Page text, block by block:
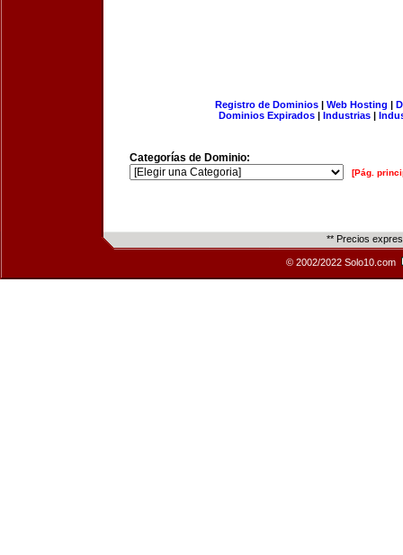
Registro de Dominios| Web Hosting |
Dominios Expirados | Industrias |
Categorías de Dominio:
[Pág.
** Precios
© 2002/2022 Solo10.com